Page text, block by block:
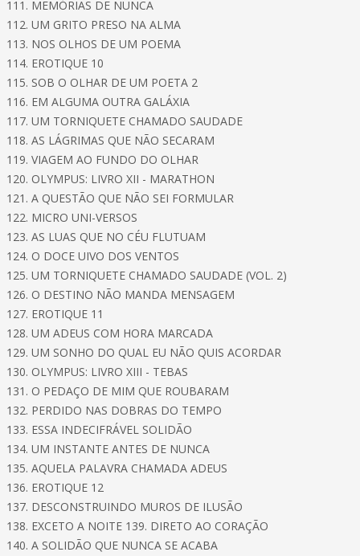
111. MEMÓRIAS DE NUNCA
112. UM GRITO PRESO NA ALMA
113. NOS OLHOS DE UM POEMA
114. EROTIQUE 10
115. SOB O OLHAR DE UM POETA 2
116. EM ALGUMA OUTRA GALÁXIA
117. UM TORNIQUETE CHAMADO SAUDADE
118. AS LÁGRIMAS QUE NÃO SECARAM
119. VIAGEM AO FUNDO DO OLHAR
120. OLYMPUS: LIVRO XII - MARATHON
121. A QUESTÃO QUE NÃO SEI FORMULAR
122. MICRO UNI-VERSOS
123. AS LUAS QUE NO CÉU FLUTUAM
124. O DOCE UIVO DOS VENTOS
125. UM TORNIQUETE CHAMADO SAUDADE (VOL. 2)
126. O DESTINO NÃO MANDA MENSAGEM
127. EROTIQUE 11
128. UM ADEUS COM HORA MARCADA
129. UM SONHO DO QUAL EU NÃO QUIS ACORDAR
130. OLYMPUS: LIVRO XIII - TEBAS
131. O PEDAÇO DE MIM QUE ROUBARAM
132. PERDIDO NAS DOBRAS DO TEMPO
133. ESSA INDECIFRÁVEL SOLIDÃO
134. UM INSTANTE ANTES DE NUNCA
135. AQUELA PALAVRA CHAMADA ADEUS
136. EROTIQUE 12
137. DESCONSTRUINDO MUROS DE ILUSÃO
138. EXCETO A NOITE 139. DIRETO AO CORAÇÃO
140. A SOLIDÃO QUE NUNCA SE ACABA